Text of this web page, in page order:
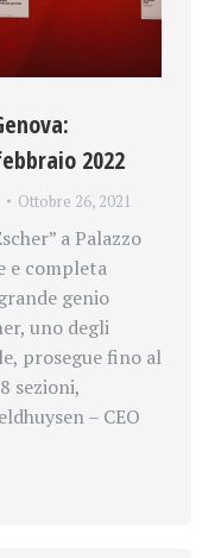
2022
Ottobre 26, 2021
a Palazzo
e completa
genio
uno degli
prosegue fino al
sezioni,
– CEO